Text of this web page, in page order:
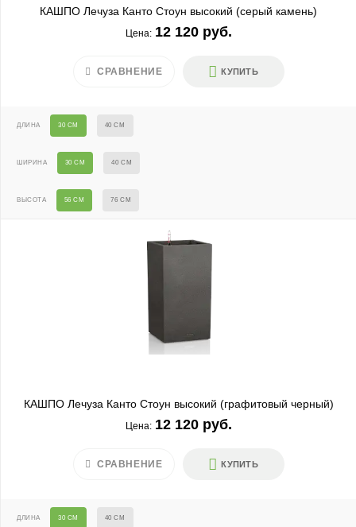
КАШПО Лечуза Канто Стоун высокий (серый камень)
Цена: 12 120 руб.
КУПИТЬ
СРАВНЕНИЕ
ДЛИНА 30 СМ 40 СМ
ШИРИНА 30 СМ 40 СМ
ВЫСОТА 56 СМ 76 СМ
КАШПО Лечуза Канто Стоун высокий (графитовый черный)
Цена: 12 120 руб.
КУПИТЬ
СРАВНЕНИЕ
ДЛИНА 30 СМ 40 СМ